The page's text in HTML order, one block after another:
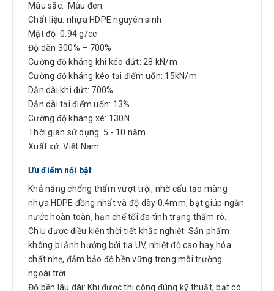
Màu sắc: Màu đen.
Chất liệu: nhựa HDPE nguyên sinh
Mật độ: 0.94 g/cc
Độ dãn 300% – 700%
Cường độ kháng khi kéo đứt: 28 kN/m
Cường độ kháng kéo tại điểm uốn: 15kN/m
Dẫn dài khi đứt: 700%
Dẫn dài tại điểm uốn: 13%
Cường độ kháng xé: 130N
Thời gian sử dụng: 5 - 10 năm
Xuất xứ: Việt Nam
Ưu điểm nổi bật
Khả năng chống thấm vượt trội, nhờ cấu tạo màng
nhựa HDPE đồng nhất và độ dày 0.4mm, bạt giúp ngăn
nước hoàn toàn, hạn chế tối đa tình trạng thấm rò.
Chịu được điều kiện thời tiết khắc nghiệt: Sản phẩm
không bị ảnh hưởng bởi tia UV, nhiệt độ cao hay hóa
chất nhẹ, đảm bảo độ bền vững trong môi trường
ngoài trời.
Độ bền lâu dài: Khi được thi công đúng kỹ thuật, bạt có